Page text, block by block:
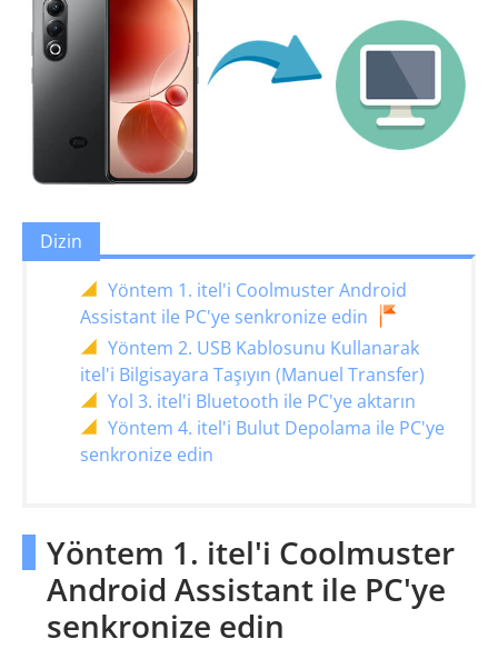
Dizin
Yöntem 1. itel'i Coolmuster Android
Assistant ile PC'ye senkronize edin
Yöntem 2. USB Kablosunu Kullanarak
itel'i Bilgisayara Taşıyın (Manuel Transfer)
Yol 3. itel'i Bluetooth ile PC'ye aktarın
Yöntem 4. itel'i Bulut Depolama ile PC'ye
senkronize edin
Yöntem 1. itel'i Coolmuster
Android Assistant ile PC'ye
senkronize edin